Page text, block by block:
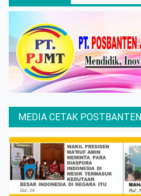
MEDIA CETAK POSTBANTEN